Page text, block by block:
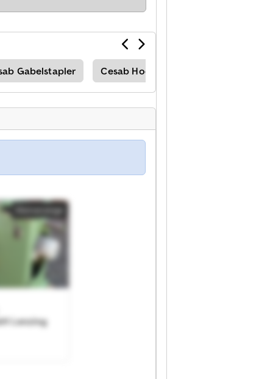
Gabelstapler Cesab Hochhubwagen
Lenzing
Kleinanzeige